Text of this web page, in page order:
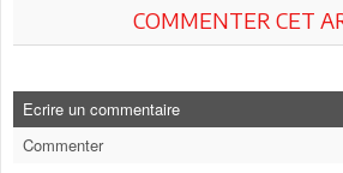
COMMENTER CET
Ecrire un commentaire
Commenter